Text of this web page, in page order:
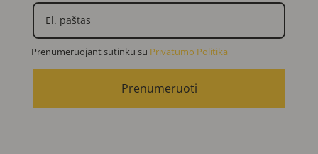
Prenumeruojant sutinku su Privatumo Politika
Prenumeruoti